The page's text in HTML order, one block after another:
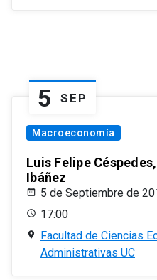
5 SEP
Macroeconomía
Luis Felipe
Ibáñez
5 de Septiembre de
17:00
Facultad de Ciencias
Administrativas UC